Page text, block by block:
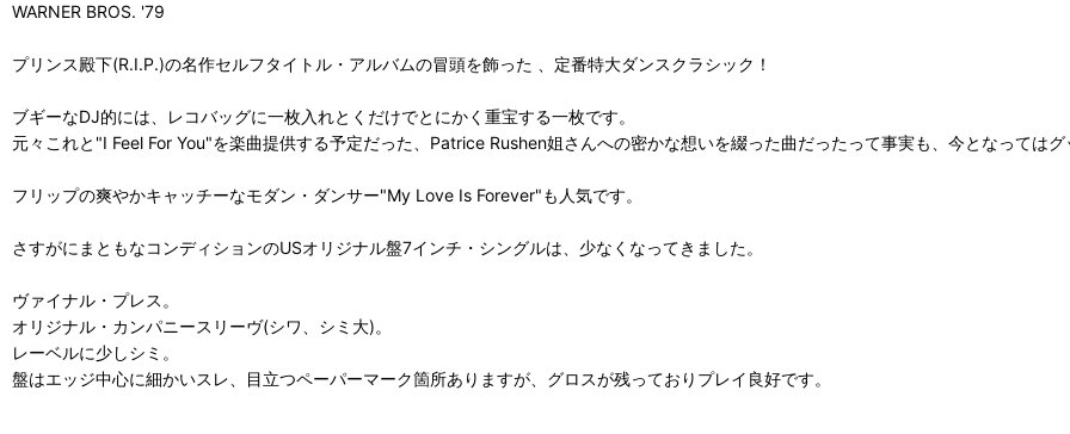
WARNER BROS. '79
プリンス殿下(R.I.P.)の名作セルフタイトル・アルバムの冒頭を飾った 、定番特大ダンスクラシック！
ブギーなDJ的には、レコバッグに一枚入れとくだけでとにかく重宝する一枚です。
元々これと"I Feel For You"を楽曲提供する予定だった、Patrice Rushen姐さんへの密かな想いを綴った曲だったって事実も、今となってはグ
フリップの爽やかキャッチーなモダン・ダンサー"My Love Is Forever"も人気です。
さすがにまともなコンディションのUSオリジナル盤7インチ・シングルは、少なくなってきました。
ヴァイナル・プレス。
オリジナル・カンパニースリーヴ(シワ、シミ大)。
レーベルに少しシミ。
盤はエッジ中心に細かいスレ、目立つペーパーマーク箇所ありますが、グロスが残っておりプレイ良好です。